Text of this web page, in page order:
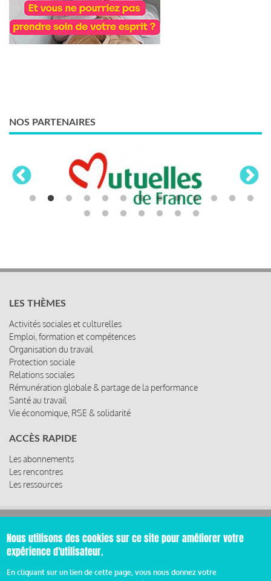
NOS PARTENAIRES
LES THÈMES
Activités sociales et culturelles
Emploi, formation et compétences
Organisation du travail
Protection sociale
Relations sociales
Rémunération globale & partage de la performance
Santé au travail
Vie économique, RSE & solidarité
ACCÈS RAPIDE
Les abonnements
Les rencontres
Les ressources
© 2019 Miroir Social - Réalisé parCafffeine
d’abonnement
Nous utilisons des cookies sur ce site pour améliorer votre
expérience d'utilisateur.
En cliquant sur un lien de cette page, vous nous donnez votre